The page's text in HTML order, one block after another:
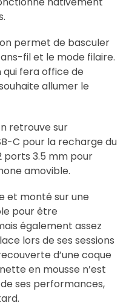
permet de basculer
fil et le mode filaire.
fera office de
allumer le
retrouve sur
C pour la recharge du
ports 3.5 mm pour
amovible.
et monté sur une
pour être
également assez
lors de ses sessions
d’une coque
en mousse n’est
ses performances,